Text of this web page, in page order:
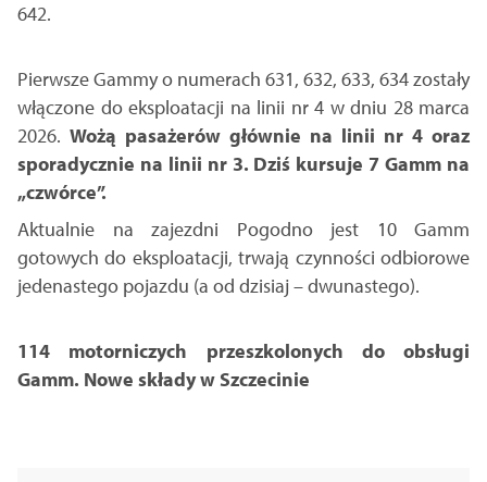
642.
Pierwsze Gammy o numerach 631, 632, 633, 634 zostały
włączone do eksploatacji na linii nr 4 w dniu 28 marca
2026. Wożą pasażerów głównie na linii nr 4 oraz
sporadycznie na linii nr 3. Dziś kursuje 7 Gamm na
„czwórce”.
Aktualnie na zajezdni Pogodno jest 10 Gamm
gotowych do eksploatacji, trwają czynności odbiorowe
jedenastego pojazdu (a od dzisiaj – dwunastego).
114 motorniczych przeszkolonych do obsługi
Gamm. Nowe składy w Szczecinie